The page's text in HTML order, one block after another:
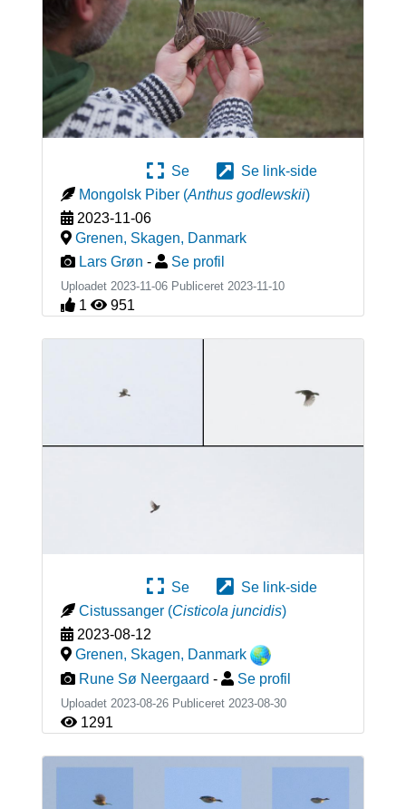
Se
Se link-side
Mongolsk Piber (Anthus godlewskii)
2023-11-06
Grenen, Skagen, Danmark
Lars Grøn - Se profil
Uploadet 2023-11-06 Publiceret 2023-11-10
1 951
Se
Se link-side
Cistussanger (Cisticola juncidis)
2023-08-12
Grenen, Skagen, Danmark
Rune Sø Neergaard - Se profil
Uploadet 2023-08-26 Publiceret 2023-08-30
1291